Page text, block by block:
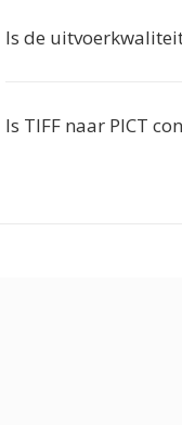
Is de
Is TIFF naar PICT